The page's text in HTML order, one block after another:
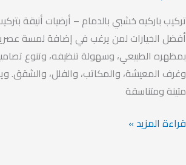
تركيب باركيه خشبي بالدمام – أرضيات أنيقة
أفضل الخيارات لمن يرغب في إضافة لمسة عصرية
بمظهره الطبيعي، وسهولة تنظيفه، وتنوع
وغرف المعيشة، والمكاتب، والفلل، والشقق.
متينة ومتناسقة
بالدمام
بخصم
يصل
الي
40%
قراءة المزيد »